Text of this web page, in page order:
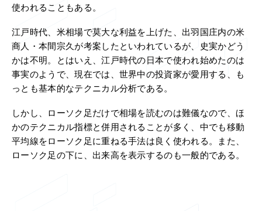
使われることもある。
江戸時代、米相場で莫大な利益を上げた、出羽国庄内の米
商人・本間宗久が考案したといわれているが、史実かどう
かは不明。とはいえ、江戸時代の日本で使われ始めたのは
事実のようで、現在では、世界中の投資家が愛用する、も
っとも基本的なテクニカル分析である。
しかし、ローソク足だけで相場を読むのは難儀なので、ほ
かのテクニカル指標と併用されることが多く、中でも移動
平均線をローソク足に重ねる手法は良く使われる。また、
ローソク足の下に、出来高を表示するのも一般的である。